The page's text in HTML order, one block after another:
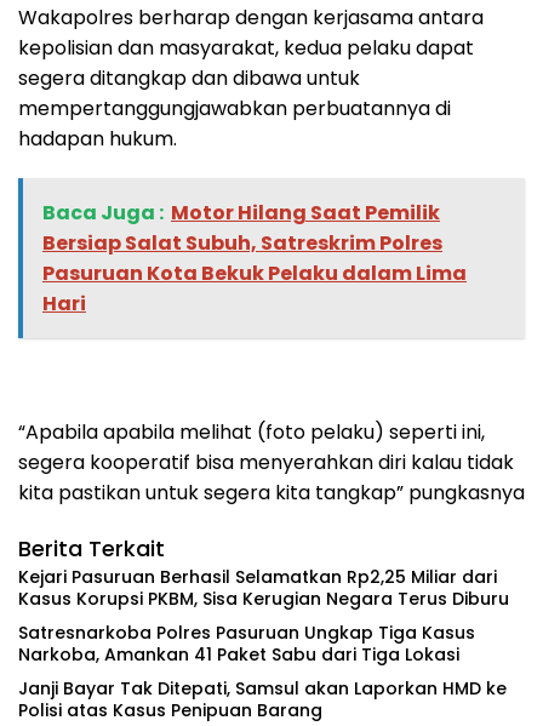
Wakapolres berharap dengan kerjasama antara
kepolisian dan masyarakat, kedua pelaku dapat
segera ditangkap dan dibawa untuk
mempertanggungjawabkan perbuatannya di
hadapan hukum.
Baca Juga : ‎Motor Hilang Saat Pemilik
Bersiap Salat Subuh, Satreskrim Polres
Pasuruan Kota Bekuk Pelaku dalam Lima
Hari
“Apabila apabila melihat (foto pelaku) seperti ini,
segera kooperatif bisa menyerahkan diri kalau tidak
kita pastikan untuk segera kita tangkap” pungkasnya
Berita Terkait
Kejari Pasuruan Berhasil Selamatkan Rp2,25 Miliar dari
Kasus Korupsi PKBM, Sisa Kerugian Negara Terus Diburu
‎Satresnarkoba Polres Pasuruan Ungkap Tiga Kasus
Narkoba, Amankan 41 Paket Sabu dari Tiga Lokasi
‎Janji Bayar Tak Ditepati, Samsul akan Laporkan HMD ke
Polisi atas Kasus Penipuan Barang